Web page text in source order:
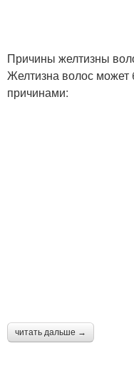
Причины желтизны
Желтизна волос
причинами:
читать дальше →